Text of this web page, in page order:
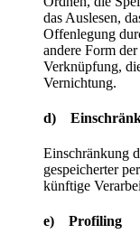
das Auslesen,
Offenlegung
andere Form
Verknüpfung,
Vernichtung.
d)
Einschränkung
gespeicherter
künftige
e) Profiling